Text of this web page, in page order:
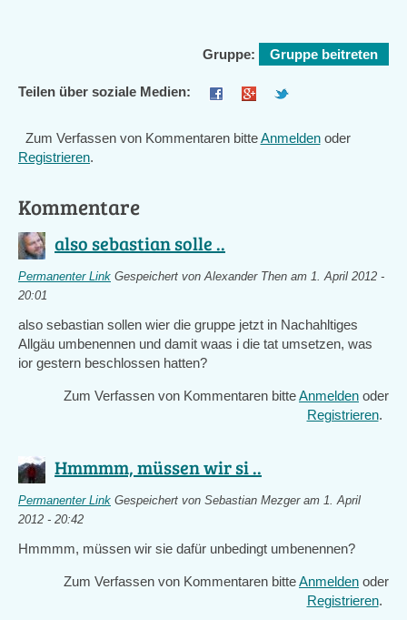
Gruppe: Gruppe beitreten
Teilen über soziale Medien:
Zum Verfassen von Kommentaren bitteAnmeldenoder
Registrieren.
Kommentare
also sebastian solle ..
Permanenter Link Gespeichert vonAlexander Then am 1. April 2012 -
20:01
also sebastian sollen wier die gruppe jetzt in Nachahltiges
Allgäu umbenennen und damit waas i die tat umsetzen, was
ior gestern beschlossen hatten?
Zum Verfassen von Kommentaren bitteAnmelden oder
Registrieren.
Hmmmm, müssen wir si ..
Permanenter Link Gespeichert von Sebastian Mezgeram 1. April
2012 - 20:42
Hmmmm, müssen wir sie dafür unbedingt umbenennen?
Zum Verfassen von Kommentaren bitteAnmelden oder
Registrieren.